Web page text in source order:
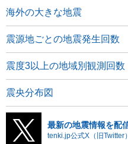
海外の大きな地震
震源地ごとの地震発生回数
震度3以上の地域別観測回数
震央分布図
最新の地震情報を配
tenki.jp公式X（旧Twitter